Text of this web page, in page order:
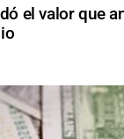
el valor que